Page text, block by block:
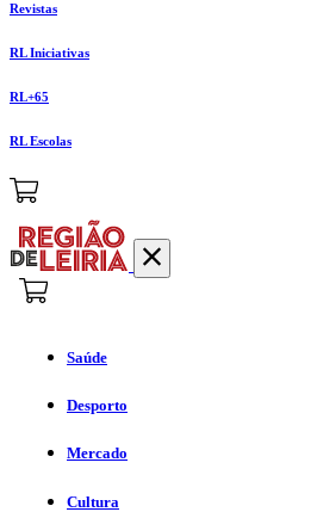
Revistas
RL Iniciativas
RL+65
RL Escolas
Saúde
Desporto
Mercado
Cultura